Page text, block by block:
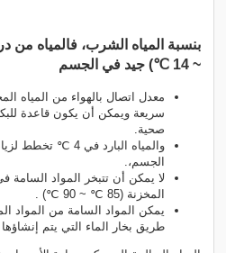
~ 14 ℃) جيد في الجسم
معدل اتصال بالهواء من المياه
سريعة ويمكن أن يكون قاعدة
صحية.
والمياه البارد في
الجسم،.
لا يمكن أن تتبخر المواد السامة
المخزنة (85 ℃ ~ 90 ℃) .
يمكن المواد السامة من المواد
طريق بخار الماء التي يتم إنشاؤها عند